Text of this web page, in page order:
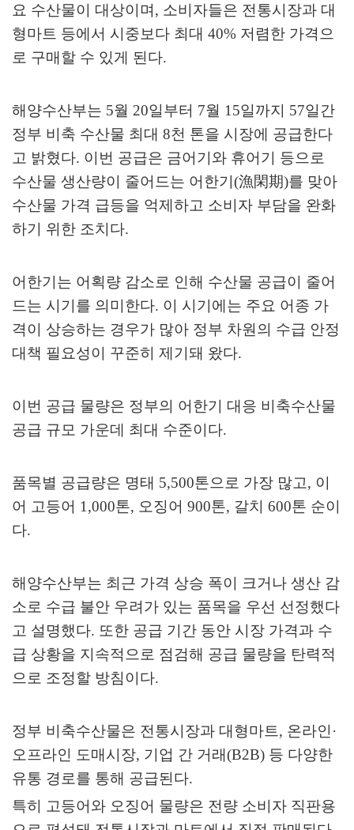
요 수산물이 대상이며, 소비자들은 전통시장과 대
형마트 등에서 시중보다 최대 40% 저렴한 가격으
로 구매할 수 있게 된다.
해양수산부는 5월 20일부터 7월 15일까지 57일간
정부 비축 수산물 최대 8천 톤을 시장에 공급한다
고 밝혔다. 이번 공급은 금어기와 휴어기 등으로
수산물 생산량이 줄어드는 어한기(漁閑期)를 맞아
수산물 가격 급등을 억제하고 소비자 부담을 완화
하기 위한 조치다.
어한기는 어획량 감소로 인해 수산물 공급이 줄어
드는 시기를 의미한다. 이 시기에는 주요 어종 가
격이 상승하는 경우가 많아 정부 차원의 수급 안정
대책 필요성이 꾸준히 제기돼 왔다.
이번 공급 물량은 정부의 어한기 대응 비축수산물
공급 규모 가운데 최대 수준이다.
품목별 공급량은 명태 5,500톤으로 가장 많고, 이
어 고등어 1,000톤, 오징어 900톤, 갈치 600톤 순이
다.
해양수산부는 최근 가격 상승 폭이 크거나 생산 감
소로 수급 불안 우려가 있는 품목을 우선 선정했다
고 설명했다. 또한 공급 기간 동안 시장 가격과 수
급 상황을 지속적으로 점검해 공급 물량을 탄력적
으로 조정할 방침이다.
정부 비축수산물은 전통시장과 대형마트, 온라인 ·
오프라인 도매시장, 기업 간 거래(B2B) 등 다양한
유통 경로를 통해 공급된다.
특히 고등어와 오징어 물량은 전량 소비자 직판용